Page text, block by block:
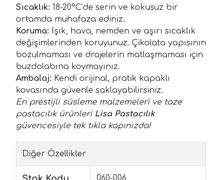
Sıcaklık: 18-20°C’de serin ve kokusuz bir
ortamda muhafaza ediniz.
Koruma: Işık, hava, nemden ve aşırı sıcaklık
değişimlerinden koruyunuz. Çikolata yapısının
bozulmaması ve drajelerin matlaşmaması için
buzdolabına koymayınız.
Ambalaj: Kendi orijinal, pratik kapaklı
kovasında güvenle saklayabilirsiniz.
En prestijli süsleme malzemeleri ve taze
pastacılık ürünleri Lisa Pastacılık
güvencesiyle tek tıkla kapınızda!
Diğer Özellikler
060-006